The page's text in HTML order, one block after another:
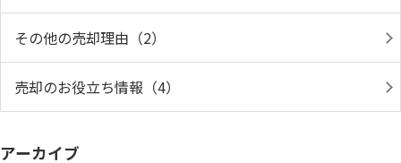
その他の売却理由（2）
売却のお役立ち情報（4）
アーカイブ